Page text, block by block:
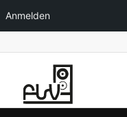
Anmelden